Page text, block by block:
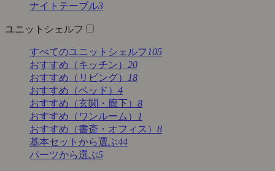
ナイトテーブル3
ユニットシェルフ
すべてのユニットシェルフ 105
おすすめ（キッチン） 20
おすすめ（リビング）
18
おすすめ（ベッド） 4
おすすめ（玄関・廊下） 8
おすすめ（ワンルーム）
1
おすすめ（書斎・オフィス） 8
基本セットから選ぶ44
パーツから選ぶ5